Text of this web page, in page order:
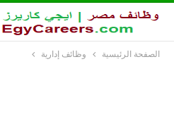
الصفحة الرئيسية وظائف إدارية